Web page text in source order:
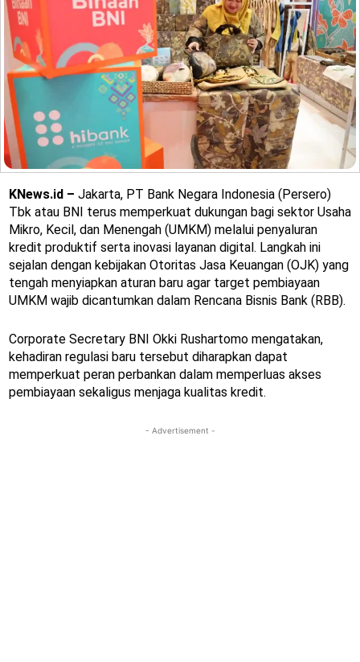
KNews.id – Jakarta, PT Bank Negara Indonesia (Persero)
Tbk atau BNI terus memperkuat dukungan bagi sektor Usaha
Mikro, Kecil, dan Menengah (UMKM) melalui penyaluran
kredit produktif serta inovasi layanan digital. Langkah ini
sejalan dengan kebijakan Otoritas Jasa Keuangan (OJK) yang
tengah menyiapkan aturan baru agar target pembiayaan
UMKM wajib dicantumkan dalam Rencana Bisnis Bank (RBB).
Corporate Secretary BNI Okki Rushartomo mengatakan,
kehadiran regulasi baru tersebut diharapkan dapat
memperkuat peran perbankan dalam memperluas akses
pembiayaan sekaligus menjaga kualitas kredit.
- Advertisement -